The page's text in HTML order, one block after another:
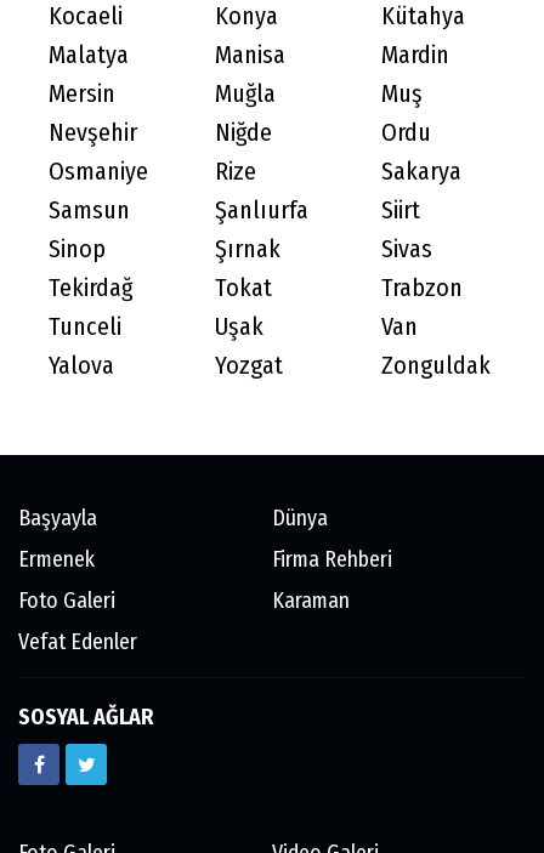
Kocaeli
Konya
Kütahya
Malatya
Manisa
Mardin
Mersin
Muğla
Muş
Nevşehir
Niğde
Ordu
Osmaniye
Rize
Sakarya
Samsun
Şanlıurfa
Siirt
Sinop
Şırnak
Sivas
Tekirdağ
Tokat
Trabzon
Tunceli
Uşak
Van
Yalova
Yozgat Zonguldak
Başyayla
Dünya
Ermenek
Firma Rehberi
Foto Galeri
Karaman
Vefat Edenler
SOSYAL AĞLAR